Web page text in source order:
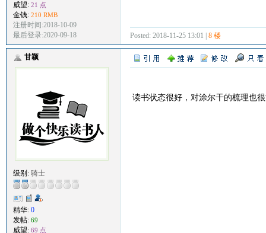
威望: 21 点
金钱: 210 RMB
注册时间:2018-10-09
最后登录:2020-09-18
Posted: 2018-11-25 13:01 | 8 楼
甘颖
级别: 骑士
精华: 0
发帖: 69
威望: 69 点
读书状态很好，对涂尔干的梳理也